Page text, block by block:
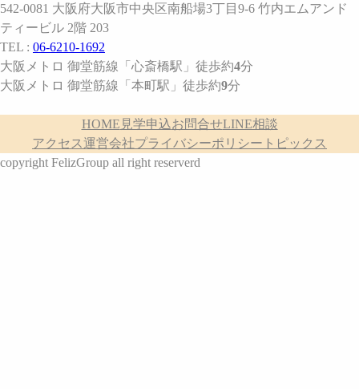
542-0081 大阪府大阪市中央区南船場3丁目9-6 竹内エムアンド
ティービル 2階 203
TEL : 06-6210-1692
大阪メトロ 御堂筋線 「心斎橋駅」 徒歩約4分
大阪メトロ 御堂筋線 「本町駅」 徒歩約9分
HOME 見学申込お問合せLINE相談
アクセス運営会社プライバシーポリシー トピックス
copyright FelizGroup all right reserverd